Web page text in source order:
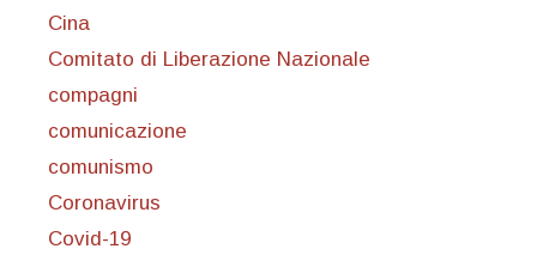
Cina
Comitato di Liberazione Nazionale
compagni
comunicazione
comunismo
Coronavirus
Covid-19